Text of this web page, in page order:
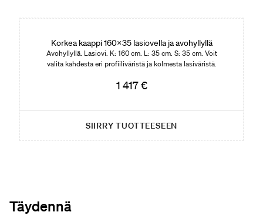
Korkea kaappi 160x35 lasiovella ja avohyllyllä
Avohyllyllä. Lasiovi. K: 160 cm. L: 35 cm. S: 35 cm. Voit
valita kahdesta eri profiiliväristä ja kolmesta lasiväristä.
1 417 €
SIIRRY TUOTTEESEEN
Täydennä